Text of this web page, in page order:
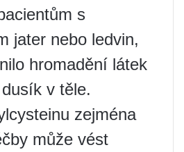
s
jater nebo ledvin,
hromadění látek
v těle.
zejména
může vést